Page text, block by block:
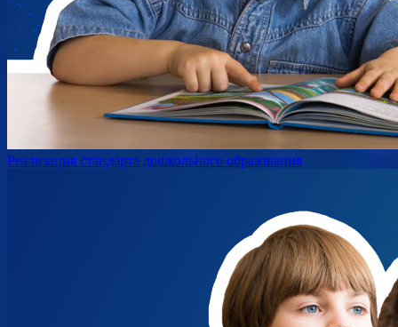
Реализация стандарта дошкольного образования